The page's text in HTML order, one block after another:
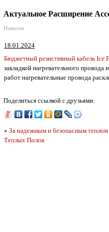
Актуальное Расширение
Новости
18.01.2024
Бюджетный резистивный кабель Ice
закладкой нагревательного
работ нагревательные провода
Поделиться ссылкой с друзьями:
« За надежным и безопасным
Теплых Полов